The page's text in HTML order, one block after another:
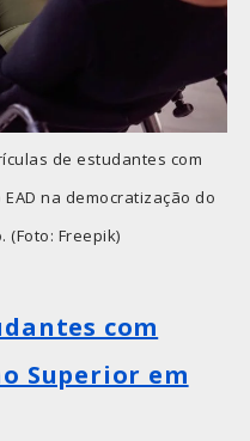
de estudantes com
na democratização do
(Foto: Freepik)
com
Superior em